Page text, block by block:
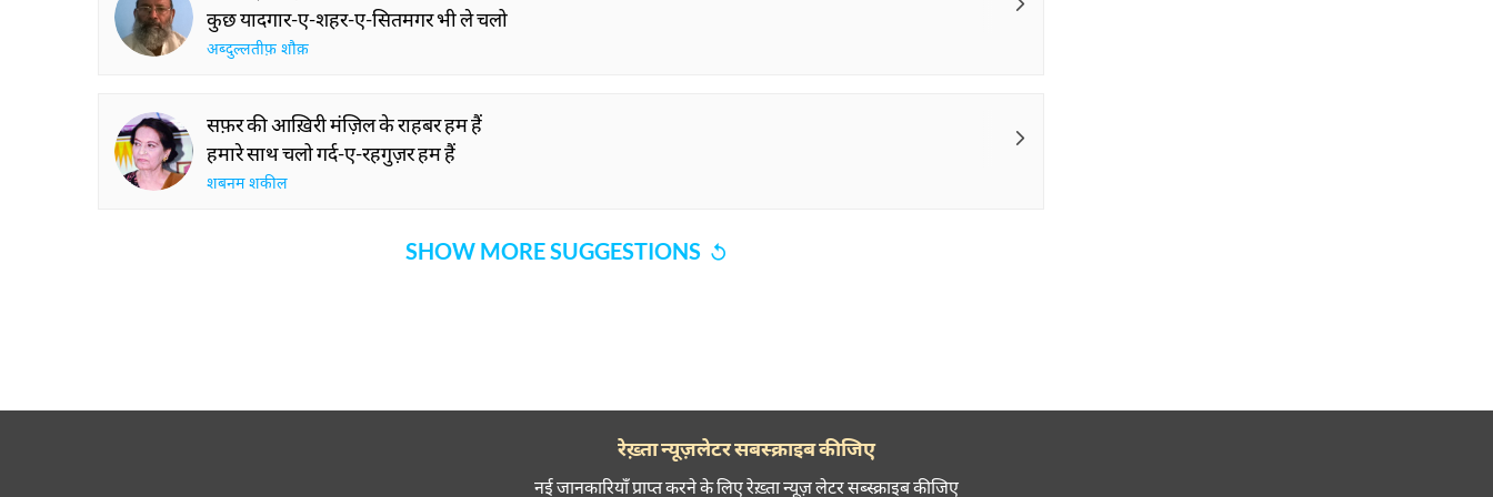
आसिम वास्ती
ज़िंदगी तुझ पे गिराँ है तू मरेगा कैसे
जिस को रोना नहीं आता वो हँसेगा कैसे
शोहरत बुख़ारी
बहुत बे-कार मौसम है मगर कुछ काम करना है
कुछ यादगार-ए-शहर-ए-सितमगर भी ले चलो